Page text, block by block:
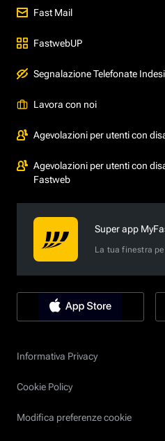
Fast Mail
FastwebUP
Segnalazione Telefonate
Lavora con noi
Agevolazioni per utenti con
Agevolazioni per utenti con
Fastweb
Super app
La tua finestra
Informativa Privacy
Cookie Policy
Modifica preferenze cookie